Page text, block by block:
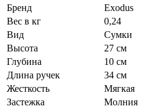
Бренд
Exodus
Вес в кг
0,24
Вид
Сумки
Высота
27 см
Глубина
10 см
Длина ручек
34 см
Жесткость
Мягкая
Застежка
Молния